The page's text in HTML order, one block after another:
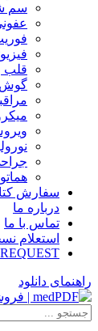
سم
قلب
سفارش
درباره ما
تماس با ما
استعلام
REQUEST
راهنمای دانلود